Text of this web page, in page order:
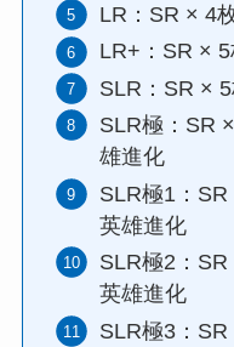
LR：SR × 4
LR+：SR ×
SLR：SR ×
SLR極：SR
雄進化
SLR極1：
英雄進化
SLR極2：
英雄進化
SLR極3：